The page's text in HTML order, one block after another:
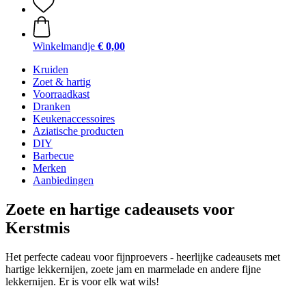
Winkelmandje € 0,00
Kruiden
Zoet & hartig
Voorraadkast
Dranken
Keukenaccessoires
Aziatische producten
DIY
Barbecue
Merken
Aanbiedingen
Zoete en hartige cadeausets voor
Kerstmis
Het perfecte cadeau voor fijnproevers - heerlijke cadeausets met
hartige lekkernijen, zoete jam en marmelade en andere fijne
lekkernijen. Er is voor elk wat wils!